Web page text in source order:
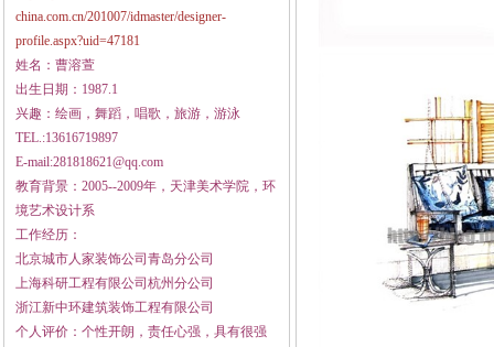
china.com.cn/201007/idmaster/designer-
profile.aspx?uid=47181
姓名：曹溶萱
出生日期：1987.1
兴趣：绘画，舞蹈，唱歌，旅游，游泳
TEL.:13616719897
E-mail:281818621@qq.com
教育背景：2005--2009年，天津美术学院，环
境艺术设计系
工作经历：
北京城市人家装饰公司青岛分公司
上海科研工程有限公司杭州分公司
浙江新中环建筑装饰工程有限公司
个人评价：个性开朗，责任心强，具有很强